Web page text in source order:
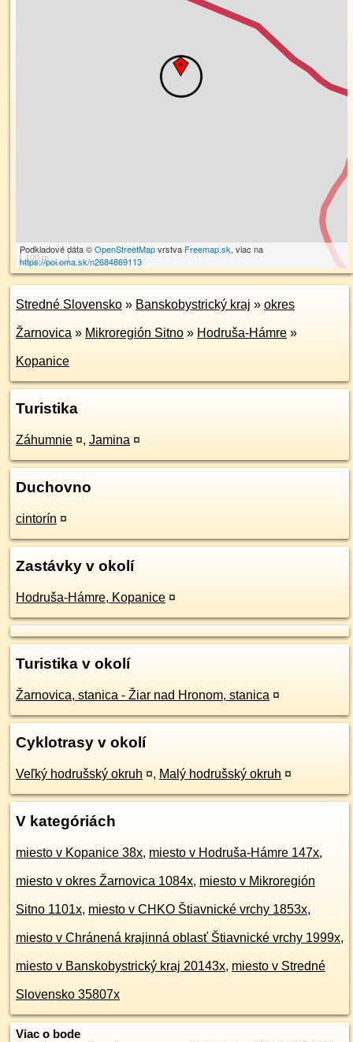
100 m
Podkladové dáta ©OpenStreetMapvrstva Freemap.sk, viac na
https://poi.oma.sk/n2684869113
Stredné Slovensko » Banskobystrický kraj » okres
Žarnovica » Mikroregión Sitno » Hodruša-Hámre »
Kopanice
Turistika
Záhumnie ¤, Jamina ¤
Duchovno
cintorín ¤
Zastávky v okolí
Hodruša-Hámre, Kopanice ¤
Turistika v okolí
Žarnovica, stanica - Žiar nad Hronom, stanica ¤
Cyklotrasy v okolí
Veľký hodrušský okruh ¤, Malý hodrušský okruh ¤
V kategóriách
miesto v Kopanice 38x, miesto v Hodruša-Hámre 147x,
miesto v okres Žarnovica 1084x, miesto v Mikroregión
Sitno 1101x, miesto v CHKO Štiavnické vrchy 1853x,
miesto v Chránená krajinná oblasť Štiavnické vrchy 1999x,
miesto v Banskobystrický kraj 20143x, miesto v Stredné
Slovensko 35807x
Viac o bode